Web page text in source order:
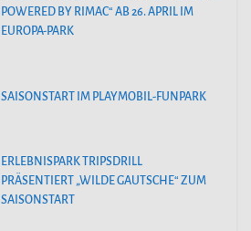
POWERED BY RIMAC“ AB 26. APRIL IM
EUROPA-PARK
SAISONSTART IM PLAYMOBIL-FUNPARK
ERLEBNISPARK TRIPSDRILL
PRÄSENTIERT „WILDE GAUTSCHE“ ZUM
SAISONSTART